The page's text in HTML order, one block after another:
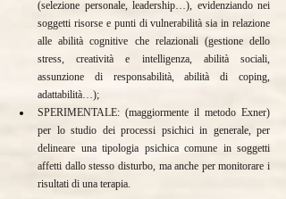
(selezione personale, leadership…), evidenziando nei
soggetti risorse e punti di vulnerabilità sia in relazione
alle abilità cognitive che relazionali (gestione dello
stress, creatività e intelligenza, abilità sociali,
assunzione di responsabilità, abilità di coping,
adattabilità…);
SPERIMENTALE: (maggiormente il metodo Exner)
per lo studio dei processi psichici in generale, per
delineare una tipologia psichica comune in soggetti
affetti dallo stesso disturbo, ma anche per monitorare i
risultati di una terapia.